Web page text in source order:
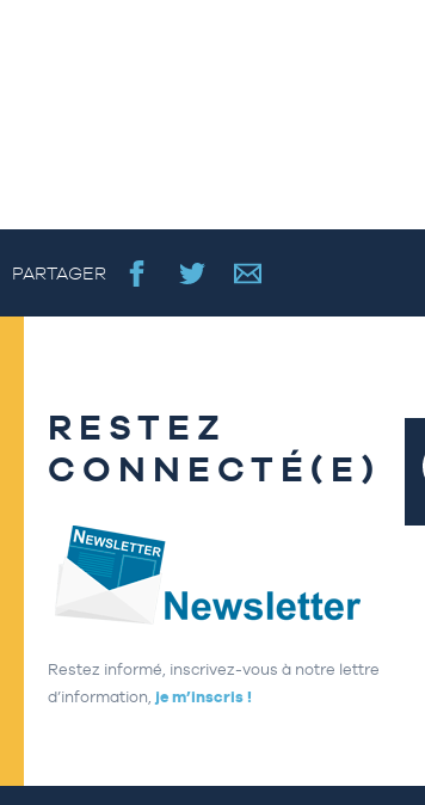
PARTAGER
RESTEZ
CONNECTÉ(E)
Restez informé, inscrivez-vous à notre lettre
d’information, je m’inscris !